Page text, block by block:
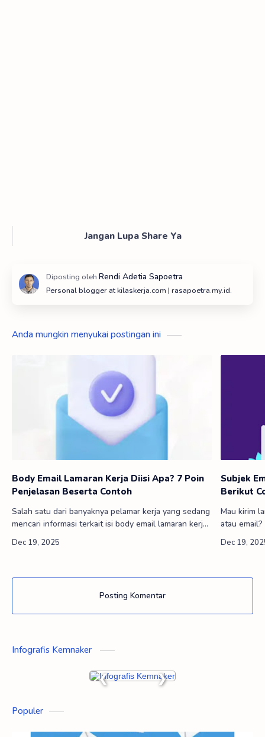
Jangan Lupa Share Ya
Personal blogger at kilaskerja.com | rasapoetra.my.id.
Anda mungkin menyukai postingan ini
Body Email Lamaran Kerja Diisi Apa? 7 Poin
Penjelasan Beserta Contoh
Salah satu dari banyaknya pelamar kerja yang sedang
mencari informasi terkait isi body email lamaran kerja,
mungkin sering kali menemui saran penelusuran pada
kolom pencarian melal…
Subjek
Berikut
Mau kirim
atau
untuk
melalui
Posting Komentar
Infografis Kemnaker
❮ ❯
Populer